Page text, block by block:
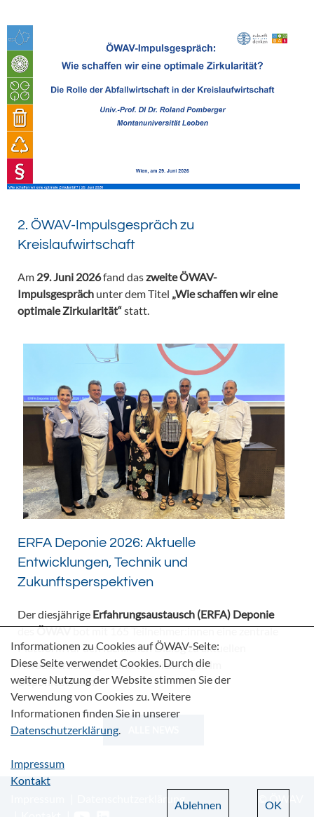
2. ÖWAV-Impulsgespräch zu
Kreislaufwirtschaft
Am 29. Juni 2026fand daszweite ÖWAV-
Impulsgespräch unter dem Titel „Wie schaffen wir eine
optimale Zirkularität“statt.
ERFA Deponie 2026: Aktuelle
Entwicklungen, Technik und
Zukunftsperspektiven
Der diesjährige Erfahrungsaustausch (ERFA) Deponie
desÖWAVbot mit 165 Teilnehmer:innen eine zentrale
Plattform für den fachlichen Dialog zu aktuellen
Herausforderungen und Entwicklungen im
Deponiebereich.
Datenschutzerklärung
© ÖWAV
Informationen zu Cookies auf ÖWAV-Seite:
Diese Seite verwendet Cookies. Durch die
weitere Nutzung der Website stimmen Sie der
Verwendung von Cookies zu. Weitere
Informationen finden Sie in unserer
Datenschutzerklärung.
Impressum
Kontakt
OK
Ablehnen